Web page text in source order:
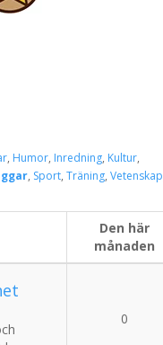
, Humor, Inredning, Kultur,
, Sport, Träning, Vetenskap
Den här
månaden
0